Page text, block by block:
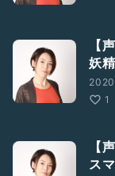
【
妖
1
【
ス